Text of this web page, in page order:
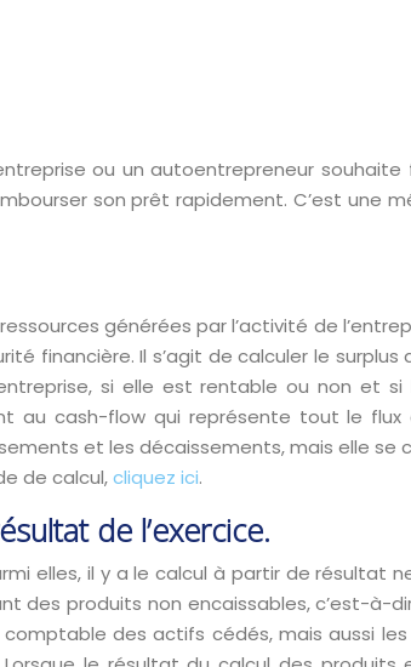
ou un autoentrepreneur
son prêt rapidement. C’est une
générées par l’activité de
financière. Il s’agit de calculer le
si elle est rentable ou non et
au cash-flow qui représente tout le
et les décaissements, mais elle se
de calcul,cliquez ici.
de l’exercice.
elles, il y a le calcul à partir de résultat
des produits non encaissables, c’est-
des actifs cédés, mais aussi